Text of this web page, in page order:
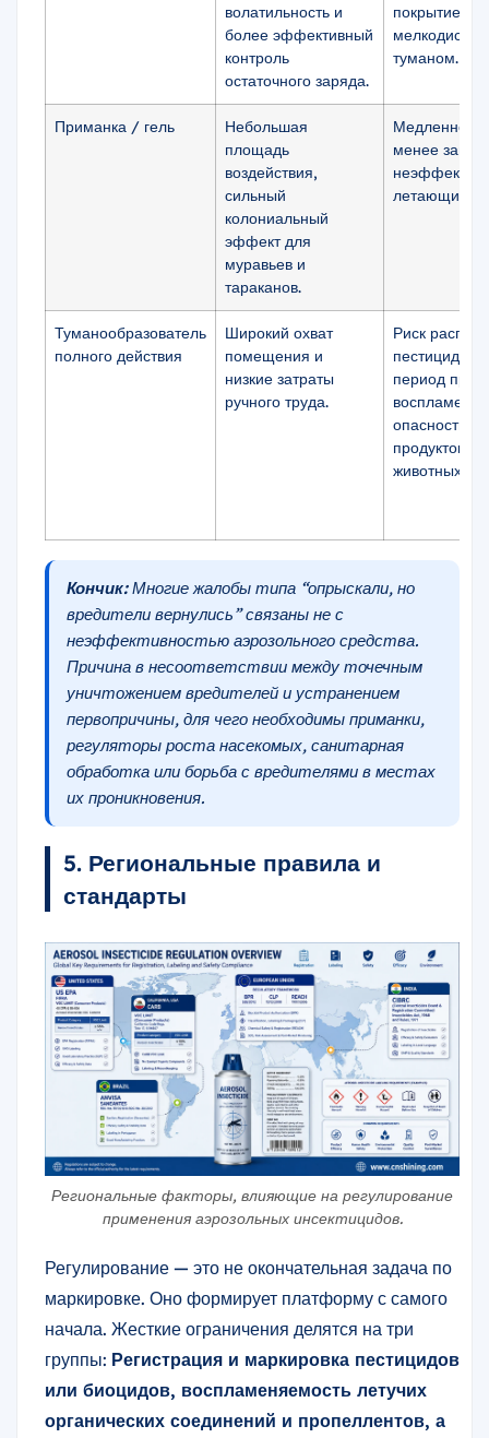
волатильность и
более эффективный
контроль
остаточного заряда.
покрытие
туманом.
Приманка / гель
Небольшая
площадь
воздействия,
сильный
колониальный
эффект для
муравьев и
тараканов.
Медленно
менее
летающих
Туманообразователь
полного действия
Широкий охват
помещения и
низкие затраты
ручного труда.
Риск
пестицидов,
период
опасность
продуктов/
животных.
Кончик:Многие жалобы типа “опрыскали, но
вредители вернулись” связаны не с
неэффективностью аэрозольного средства.
Причина в несоответствии между точечным
уничтожением вредителей и устранением
первопричины, для чего необходимы приманки,
регуляторы роста насекомых, санитарная
обработка или борьба с вредителями в местах
их проникновения.
5. Региональные правила и
стандарты
Региональные факторы, влияющие на регулирование
применения аэрозольных инсектицидов.
Регулирование — это не окончательная задача по
маркировке. Оно формирует платформу с самого
начала. Жесткие ограничения делятся на три
группы: Регистрация и маркировка пестицидов
или биоцидов, воспламеняемость летучих
органических соединений и пропеллентов, а